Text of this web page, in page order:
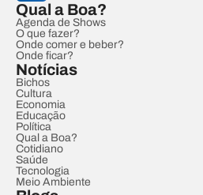
Qual a Boa?
Agenda de Shows
O que fazer?
Onde comer e beber?
Onde ficar?
Notícias
Bichos
Cultura
Economia
Educação
Política
Qual a Boa?
Cotidiano
Saúde
Tecnologia
Meio Ambiente